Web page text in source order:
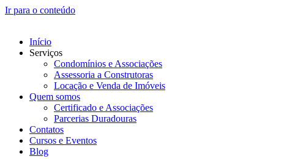
Ir para o conteúdo
Início
Serviços
Condomínios e Associações
Assessoria a Construtoras
Locação e Venda de Imóveis
Quem somos
Certificado e Associações
Parcerias Duradouras
Contatos
Cursos e Eventos
Blog